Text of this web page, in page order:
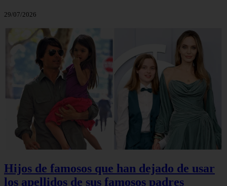
29/07/2026
Hijos de famosos que han dejado de usar
los apellidos de sus famosos padres